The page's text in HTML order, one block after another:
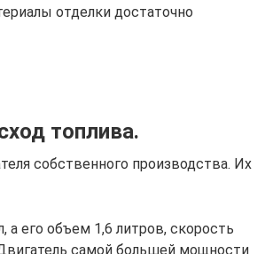
отделки достаточно
топлива.
собственного производства. Их
его объем 1,6 литров, скорость
самой большей мощности